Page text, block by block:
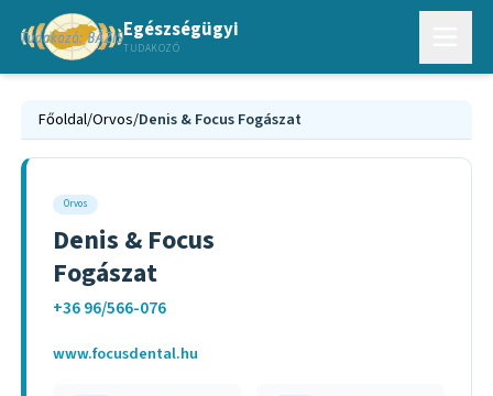
Egészségügyi
TUDAKOZÓ
Főoldal/Orvos/Denis & Focus Fogászat
Orvos
Denis & Focus
Fogászat
+36 96/566-076
www.focusdental.hu